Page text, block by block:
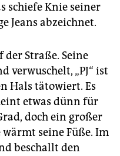
schiefe Knie seiner
Jeans abzeichnet.
Straße. Seine
verwuschelt, „PJ“ ist
Hals tätowiert. Es
etwas dünn für
doch ein großer
seine Füße. Im
beschallt den